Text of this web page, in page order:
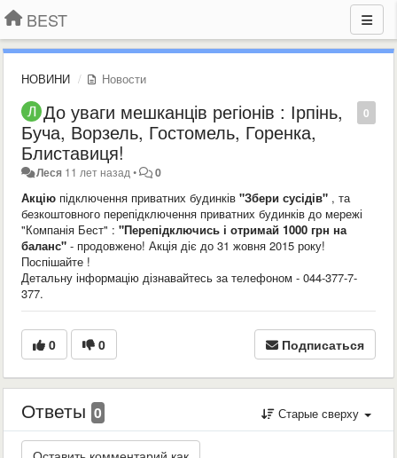
BEST
НОВИНИ Новости
0
До уваги мешканців регіонів : Ірпінь,
Буча, Ворзель, Гостомель, Горенка,
Блиставиця!
Леся 11 лет назад• 0
Акцію підключення приватних будинків "Збери сусідів" , та
безкоштовного перепідключення приватних будинків до мережі
"Компанія Бест" : "Перепідключись і отримай 1000 грн на
баланс" - продовжено! Акція діє до 31 жовня 2015 року!
Поспішайте !
Детальну інформацію дізнавайтесь за телефоном - 044-377-7-
377.
0 0 Подписаться
Ответы 0 Старые сверху